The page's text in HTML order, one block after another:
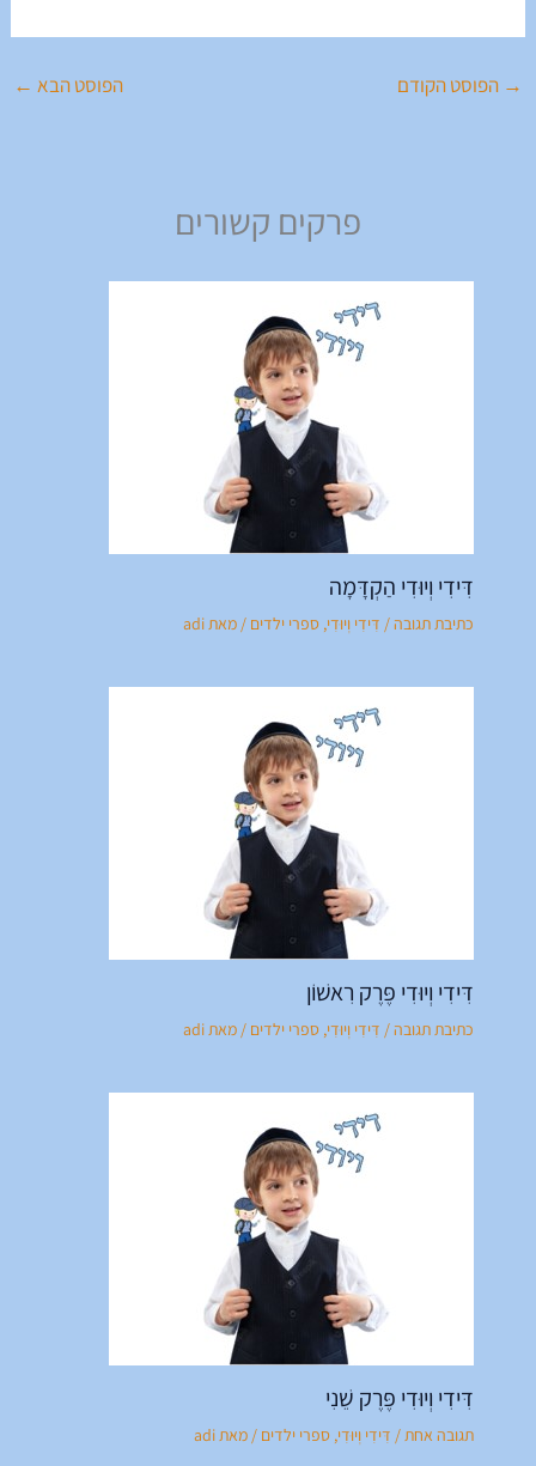
→ הפוסט הקודם הפוסט הבא ←
פרקים קשורים
דִּידִי וְיוּדִי הַקְדָּמָה
כתיבת תגובה/ דִּידִי וְיוּדִי, ספרי ילדים / מאתadi
דִּידִי וְיוּדִי פֶּרֶק רִאשׁוֹן
כתיבת תגובה/ דִּידִי וְיוּדִי, ספרי ילדים / מאתadi
דִּידִי וְיוּדִי פֶּרֶק שֵׁנִי
תגובה אחת/ דִּידִי וְיוּדִי, ספרי ילדים / מאתadi